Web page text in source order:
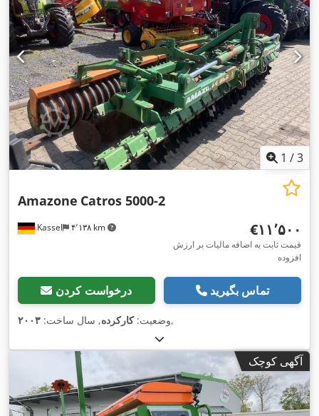
1 /3
Kassel ۴٬۱۳۸ km
Amazone Catros 5000-2
‎€۱۱٬۵۰۰
قیمت ثابت به اضافه مالیات بر ارزش
افزوده
درخواست کردن تماس بگیرید
وضعیت:کارکرده, سال ساخت: ۲۰۰۳ ,
آگهی کوچک